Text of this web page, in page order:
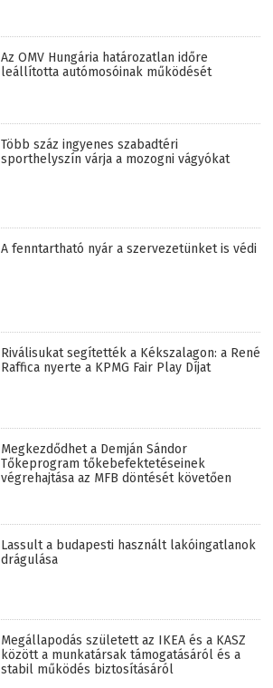
Az OMV Hungária határozatlan időre
leállította autómosóinak működését
Több száz ingyenes szabadtéri
sporthelyszín várja a mozogni vágyókat
A fenntartható nyár a szervezetünket is védi
Riválisukat segítették a Kékszalagon: a René
Raffica nyerte a KPMG Fair Play Díjat
Megkezdődhet a Demján Sándor
Tőkeprogram tőkebefektetéseinek
végrehajtása az MFB döntését követően
Lassult a budapesti használt lakóingatlanok
drágulása
Megállapodás született az IKEA és a KASZ
között a munkatársak támogatásáról és a
stabil működés biztosításáról